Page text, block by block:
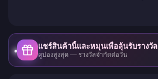
แชร์สินค้านี้และหมุนเพื่อลุ้นรับรางวัล
คูปองสูงสุด — รางวัลจำกัดต่อวัน